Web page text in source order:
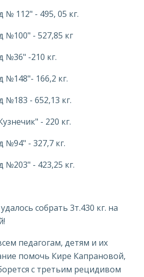
112" - 495, 05 кг.
№100" - 527,85 кг
№36" -210 кг.
166,2 кг.
- 652,13 кг.
- 220 кг.
- 327,7 кг.
- 423,25 кг.
собрать 3т.430 кг. на
педагогам, детям и их
помочь Кире Капрановой,
с третьим рецидивом